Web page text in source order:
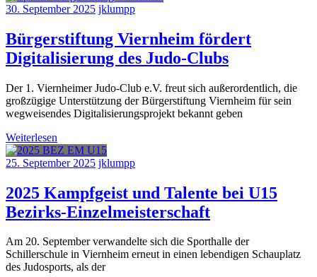
30. September 2025 jklumpp
Bürgerstiftung Viernheim fördert
Digitalisierung des Judo-Clubs
Der 1. Viernheimer Judo-Club e.V. freut sich außerordentlich, die
großzügige Unterstützung der Bürgerstiftung Viernheim für sein
wegweisendes Digitalisierungsprojekt bekannt geben
Weiterlesen
25. September 2025 jklumpp
2025 Kampfgeist und Talente bei U15
Bezirks-Einzelmeisterschaft
Am 20. September verwandelte sich die Sporthalle der
Schillerschule in Viernheim erneut in einen lebendigen Schauplatz
des Judosports, als der